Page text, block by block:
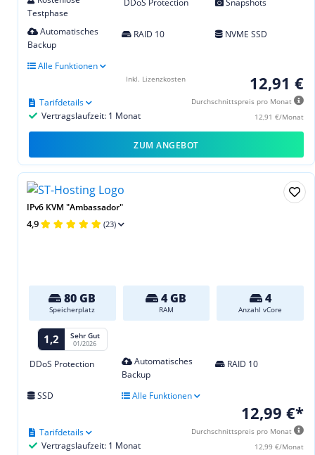
Testphase
DDoS Protection Snapshots
Automatisches
Backup
RAID 10 NVME SSD
Alle Funktionen
12,91 €
Durchschnittspreis pro Monat
12,91 €/Monat
Vertragslaufzeit: 1 Monat
Tarifdetails
Inkl. Lizenzkosten
ZUM ANGEBOT
IPv6 KVM "Ambassador"
4,9 (23)
80 GB
Speicherplatz
4 GB
RAM
4
Anzahl vCore
1,2 Sehr Gut
01/2026
DDoS Protection
Automatisches
Backup
RAID 10
SSD Alle Funktionen
12,99 €*
Durchschnittspreis pro Monat
12,99 €/Monat
Vertragslaufzeit: 1 Monat
Tarifdetails